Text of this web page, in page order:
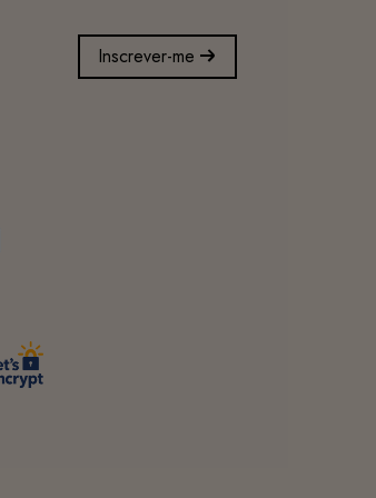
Inscrever-me